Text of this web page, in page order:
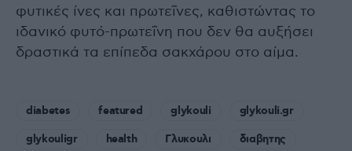
φυτικές ίνες και πρωτεΐνες, καθιστώντας το
ιδανικό φυτό-πρωτεΐνη που δεν θα αυξήσει
δραστικά τα επίπεδα σακχάρου στο αίμα.
diabetes featured glykouli
glykouli.gr
glykouligr
health Γλυκουλι
διαβητης